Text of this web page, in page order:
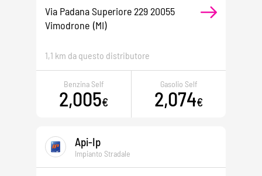
Via Padana Superiore 229 20055
Vimodrone (MI)
1,1 km da questo distributore
Benzina Self
2,005€
Gasolio Self
2,074€
Api-Ip
Impianto Stradale